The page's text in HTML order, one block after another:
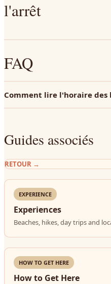
l'arrêt
FAQ
Comment lire l'horaire des
Guides associés
RETOUR →
EXPERIENCE
Experiences
Beaches, hikes, day trips and
HOW TO GET HERE
How to Get Here